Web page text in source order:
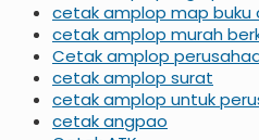
cetak amplop map buku
cetak amplop murah
Cetak amplop
cetak amplop surat
cetak amplop untuk
cetak angpao